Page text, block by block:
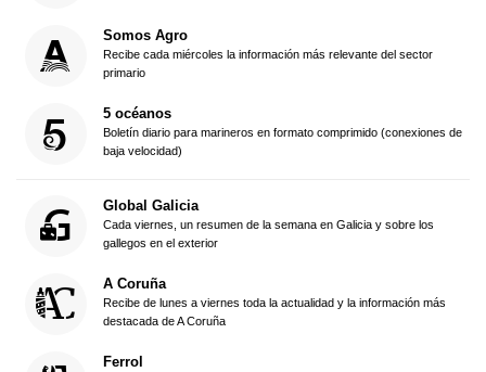
Somos Agro
Recibe cada miércoles la información más relevante del sector
primario
5 océanos
Boletín diario para marineros en formato comprimido (conexiones de
baja velocidad)
Global Galicia
Cada viernes, un resumen de la semana en Galicia y sobre los
gallegos en el exterior
A Coruña
Recibe de lunes a viernes toda la actualidad y la información más
destacada de A Coruña
Ferrol